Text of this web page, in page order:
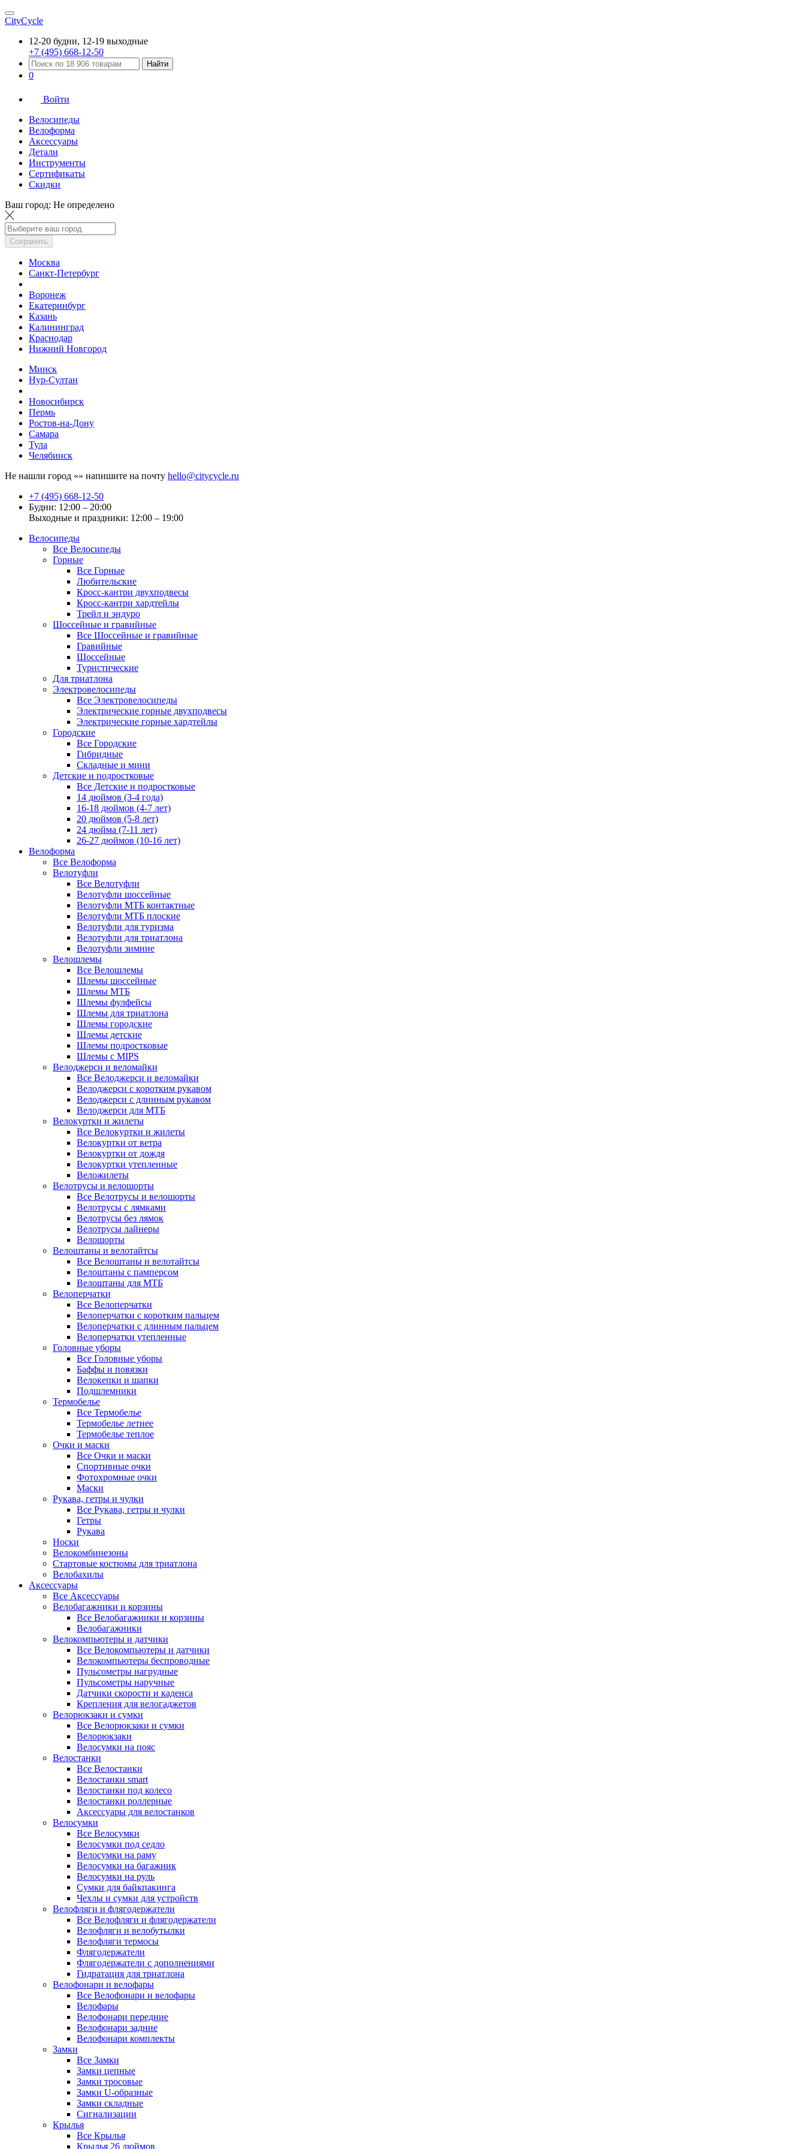
CityCycle
12-20 будни, 12-19 выходные
+7 (495) 668-12-50
Найти
0
Войти
Велосипеды
Велоформа
Аксессуары
Детали
Инструменты
Сертификаты
Скидки
Ваш город: Не определено
Сохранить
Москва
Санкт-Петербург
Воронеж
Екатеринбург
Казань
Калининград
Краснодар
Нижний Новгород
Минск
Нур-Султан
Новосибирск
Пермь
Ростов-на-Дону
Самара
Тула
Челябинск
Не нашли город «» напишите на почту hello@citycycle.ru
+7 (495) 668-12-50
Будни: 12:00 – 20:00
Выходные и праздники: 12:00 – 19:00
Велосипеды
Все Велосипеды
Горные
Все Горные
Любительские
Кросс-кантри двухподвесы
Кросс-кантри хардтейлы
Трейл и эндуро
Шоссейные и гравийные
Все Шоссейные и гравийные
Гравийные
Шоссейные
Туристические
Для триатлона
Электровелосипеды
Все Электровелосипеды
Электрические горные двухподвесы
Электрические горные хардтейлы
Городские
Все Городские
Гибридные
Складные и мини
Детские и подростковые
Все Детские и подростковые
14 дюймов (3-4 года)
16-18 дюймов (4-7 лет)
20 дюймов (5-8 лет)
24 дюйма (7-11 лет)
26-27 дюймов (10-16 лет)
Велоформа
Все Велоформа
Велотуфли
Все Велотуфли
Велотуфли шоссейные
Велотуфли МТБ контактные
Велотуфли МТБ плоские
Велотуфли для туризма
Велотуфли для триатлона
Велотуфли зимние
Велошлемы
Все Велошлемы
Шлемы шоссейные
Шлемы МТБ
Шлемы фулфейсы
Шлемы для триатлона
Шлемы городские
Шлемы детские
Шлемы подростковые
Шлемы с MIPS
Велоджерси и веломайки
Все Велоджерси и веломайки
Велоджерси с коротким рукавом
Велоджерси с длинным рукавом
Велоджерси для МТБ
Велокуртки и жилеты
Все Велокуртки и жилеты
Велокуртки от ветра
Велокуртки от дождя
Велокуртки утепленные
Веложилеты
Велотрусы и велошорты
Все Велотрусы и велошорты
Велотрусы с лямками
Велотрусы без лямок
Велотрусы лайнеры
Велошорты
Велоштаны и велотайтсы
Все Велоштаны и велотайтсы
Велоштаны с памперсом
Велоштаны для МТБ
Велоперчатки
Все Велоперчатки
Велоперчатки с коротким пальцем
Велоперчатки с длинным пальцем
Велоперчатки утепленные
Головные уборы
Все Головные уборы
Баффы и повязки
Велокепки и шапки
Подшлемники
Термобелье
Все Термобелье
Термобелье летнее
Термобелье теплое
Очки и маски
Все Очки и маски
Спортивные очки
Фотохромные очки
Маски
Рукава, гетры и чулки
Все Рукава, гетры и чулки
Гетры
Рукава
Носки
Велокомбинезоны
Стартовые костюмы для триатлона
Велобахилы
Аксессуары
Все Аксессуары
Велобагажники и корзины
Все Велобагажники и корзины
Велобагажники
Велокомпьютеры и датчики
Все Велокомпьютеры и датчики
Велокомпьютеры беспроводные
Пульсометры нагрудные
Пульсометры наручные
Датчики скорости и каденса
Крепления для велогаджетов
Велорюкзаки и сумки
Все Велорюкзаки и сумки
Велорюкзаки
Велосумки на пояс
Велостанки
Все Велостанки
Велостанки smart
Велостанки под колесо
Велостанки роллерные
Аксессуары для велостанков
Велосумки
Все Велосумки
Велосумки под седло
Велосумки на раму
Велосумки на багажник
Велосумки на руль
Сумки для байкпакинга
Чехлы и сумки для устройств
Велофляги и флягодержатели
Все Велофляги и флягодержатели
Велофляги и велобутылки
Велофляги термосы
Флягодержатели
Флягодержатели с дополнениями
Гидратация для триатлона
Велофонари и велофары
Все Велофонари и велофары
Велофары
Велофонари передние
Велофонари задние
Велофонари комплекты
Замки
Все Замки
Замки цепные
Замки тросовые
Замки U-образные
Замки складные
Сигнализации
Крылья
Все Крылья
Крылья 26 дюймов